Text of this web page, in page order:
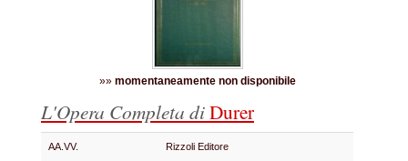
»» momentaneamente non disponibile
L'Opera Completa diDurer
AA.VV. Rizzoli Editore